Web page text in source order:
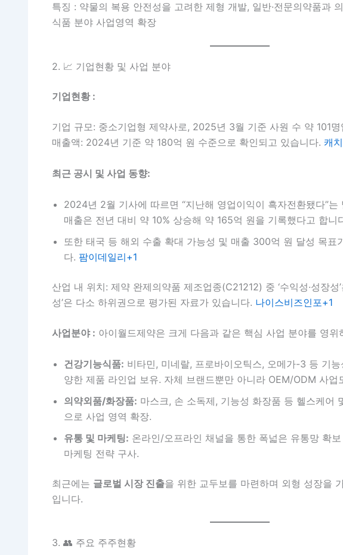
특징 : 약물의 복용 안전성을 고려한 제형 개발, 일반·전문의약품과
식품 분야 사업영역 확장
2. 📈 기업현황 및 사업 분야
기업현황 :
기업 규모: 중소기업형 제약사로, 2025년 3월 기준 사원 수 약 101명
매출액: 2024년 기준 약 180억 원 수준으로 확인되고 있습니다. 캐
최근 공시 및 사업 동향:
2024년 2월 기사에 따르면 “지난해 영업이익이 흑자전환됐다”는
매출은 전년 대비 약 10% 상승해 약 165억 원을 기록했다고 합니
또한 태국 등 해외 수출 확대 가능성 및 매출 300억 원 달성 목표
다. 팜이데일리+1
산업 내 위치: 제약 완제의약품 제조업종(C21212) 중 ‘수익성·성장성’
성’은 다소 하위권으로 평가된 자료가 있습니다. 나이스비즈인포+1
사업분야 : 아이월드제약은 크게 다음과 같은 핵심 사업 분야를 영위
건강기능식품: 비타민, 미네랄, 프로바이오틱스, 오메가-3 등 기
양한 제품 라인업 보유. 자체 브랜드뿐만 아니라 OEM/ODM 사업
의약외품/화장품: 마스크, 손 소독제, 기능성 화장품 등 헬스케어
으로 사업 영역 확장.
유통 및 마케팅: 온라인/오프라인 채널을 통한 폭넓은 유통망 확
마케팅 전략 구사.
최근에는 글로벌 시장 진출을 위한 교두보를 마련하며 외형 성장을
입니다.
3. 👥 주요 주주현황